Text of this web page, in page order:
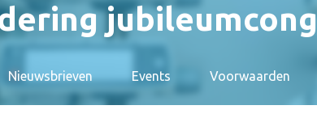
Nieuwsbrieven Events Voorwaarden